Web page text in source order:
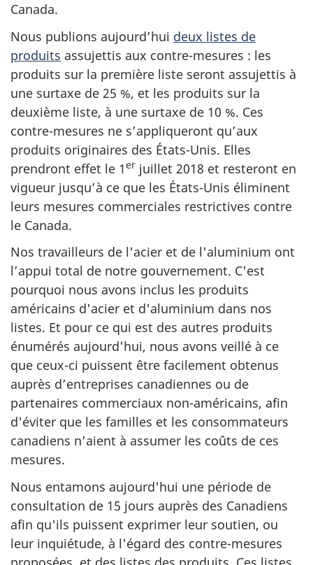
Canada.
Nous publions aujourd’hui deux listes de
produits assujettis aux contre-mesures : les
produits sur la première liste seront assujettis à
une surtaxe de 25 %, et les produits sur la
deuxième liste, à une surtaxe de 10 %. Ces
contre-mesures ne s’appliqueront qu’aux
produits originaires des États-Unis. Elles
prendront effet le 1er juillet 2018 et resteront en
vigueur jusqu’à ce que les États-Unis éliminent
leurs mesures commerciales restrictives contre
le Canada.
Nos travailleurs de l'acier et de l'aluminium ont
l’appui total de notre gouvernement. C'est
pourquoi nous avons inclus les produits
américains d'acier et d'aluminium dans nos
listes. Et pour ce qui est des autres produits
énumérés aujourd'hui, nous avons veillé à ce
que ceux-ci puissent être facilement obtenus
auprès d’entreprises canadiennes ou de
partenaires commerciaux non-américains, afin
d'éviter que les familles et les consommateurs
canadiens n’aient à assumer les coûts de ces
mesures.
Nous entamons aujourd'hui une période de
consultation de 15 jours auprès des Canadiens
afin qu'ils puissent exprimer leur soutien, ou
leur inquiétude, à l'égard des contre-mesures